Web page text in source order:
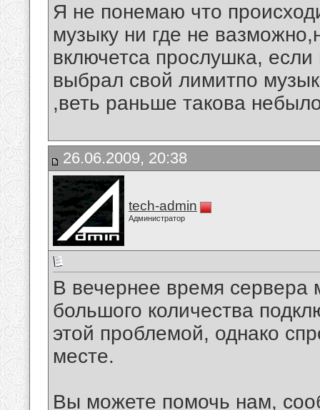
Я не понемаю что
музыку ни где не
включетса прослушка,
выбрал свой лимитпо
,веть раньше такова
26.06.2009, 20:38
tech-admin
Администратор
В вечернее время сервера
большого количества
этой проблемой, однако
месте.
Вы можете помочь нам,